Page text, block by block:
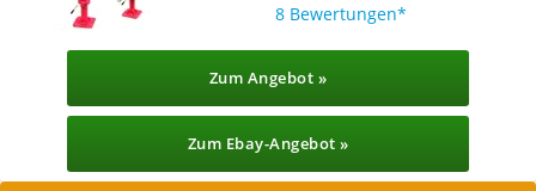
8 Bewertungen
Zum Angebot »
Zum Ebay-Angebot »